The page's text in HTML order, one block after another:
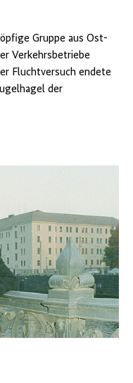
Gruppe aus Ost-
Verkehrsbetriebe
Fluchtversuch endete
der